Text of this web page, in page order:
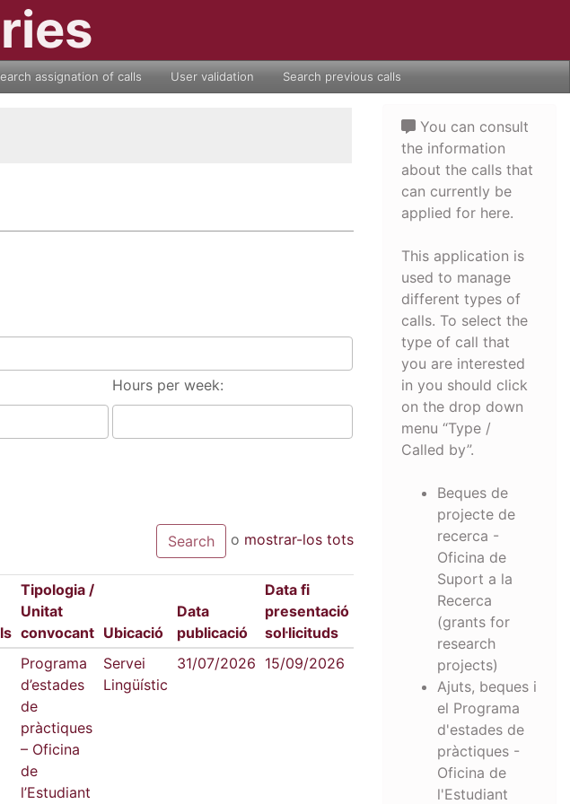
assignation of calls User validation Search previous calls
Hours per week:
o mostrar-los tots
Tipologia /
Unitat
convocant Ubicació
Data
publicació
Data fi
presentació
sol·licituds
Programa
d’estades
de
pràctiques
– Oficina
de
l’Estudiant
Servei
Lingüístic
31/07/2026 15/09/2026
You can consult
the information
about the calls that
can currently be
applied for here.
This application is
used to manage
different types of
calls. To select the
type of call that
you are interested
in you should click
on the drop down
menu “Type /
Called by”.
Beques de
projecte de
recerca -
Oficina de
Suport a la
Recerca
(grants for
research
projects)
Ajuts, beques i
el Programa
d'estades de
pràctiques -
Oficina de
l'Estudiant